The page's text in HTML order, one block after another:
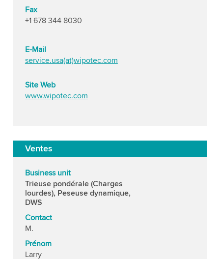
Fax
+1 678 344 8030
E-Mail
service.usa(at)wipotec.com
Site Web
www.wipotec.com
Ventes
Business unit
Trieuse pondérale (Charges
lourdes), Peseuse dynamique,
DWS
Contact
M.
Prénom
Larry